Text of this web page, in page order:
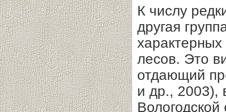
К числу
другая
лесов. Это
отдающий
и др., 2003),